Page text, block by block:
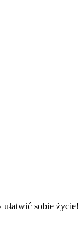
sobie życie!